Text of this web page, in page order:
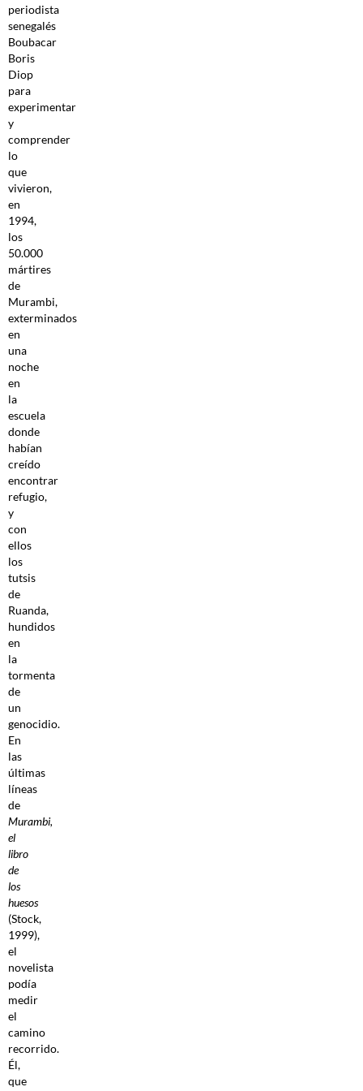
periodista
senegalés
Boubacar
Boris
Diop
para
experimentar
y
comprender
lo
que
vivieron,
en
1994,
los
50.000
mártires
de
Murambi,
exterminados
en
una
noche
en
la
escuela
donde
habían
creído
encontrar
refugio,
y
con
ellos
los
tutsis
de
Ruanda,
hundidos
en
la
tormenta
de
un
genocidio.
En
las
últimas
líneas
de
Murambi,
el
libro
de
los
huesos
(Stock,
1999),
el
novelista
podía
medir
el
camino
recorrido.
Él,
que